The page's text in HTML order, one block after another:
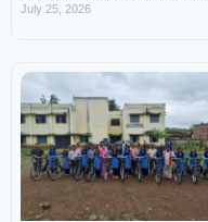
July 25, 2026